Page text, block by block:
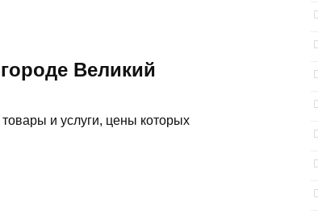
Великий
и услуги, цены которых